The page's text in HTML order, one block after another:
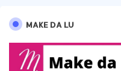
MAKE DA LU